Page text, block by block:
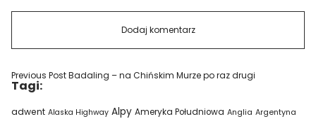
Previous PostBadaling – na Chińskim Murze po raz drugi
Tagi:
adwent Alaska Highway Alpy Ameryka Południowa Anglia Argentyna